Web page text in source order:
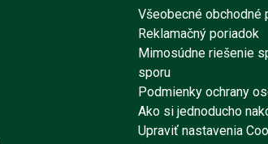
Všeobecné obchodné
Reklamačný poriadok
Mimosúdne riešenie
sporu
Podmienky ochrany
Ako si jednoducho
Upraviť nastavenia